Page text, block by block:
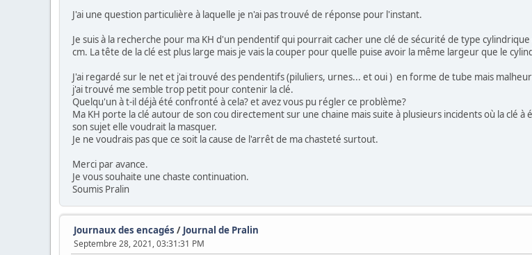
J'ai une question particulière à laquelle je n'ai pas trouvé de réponse pour l'instant.
Je suis à la recherche pour ma KH d'un pendentif qui pourrait cacher une clé de sécurité de type
cm. La tête de la clé est plus large mais je vais la couper pour quelle puise avoir la même largeur que le
J'ai regardé sur le net et j'ai trouvé des pendentifs (piluliers, urnes... et oui ) en forme de tube mais
j'ai trouvé me semble trop petit pour contenir la clé.
Quelqu'un à t-il déjà été confronté à cela? et avez vous pu régler ce problème?
Ma KH porte la clé autour de son cou directement sur une chaine mais suite à plusieurs incidents où la clé
son sujet elle voudrait la masquer.
Je ne voudrais pas que ce soit la cause de l'arrêt de ma chasteté surtout.
Merci par avance.
Je vous souhaite une chaste continuation.
Soumis Pralin
Journaux des encagés / Journal de Pralin
Septembre 28, 2021, 03:31:31 PM